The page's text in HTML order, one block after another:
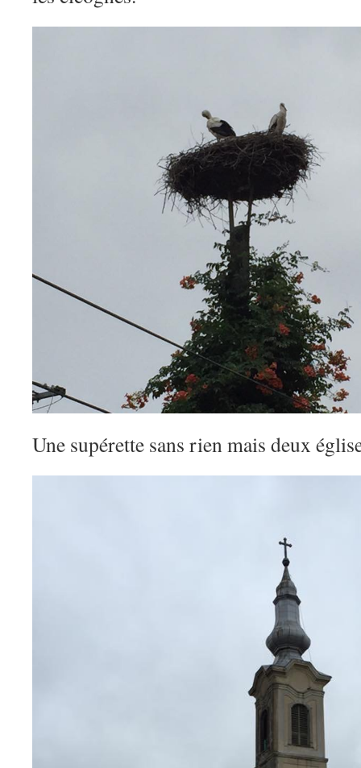
Une supérette sans rien mais deux